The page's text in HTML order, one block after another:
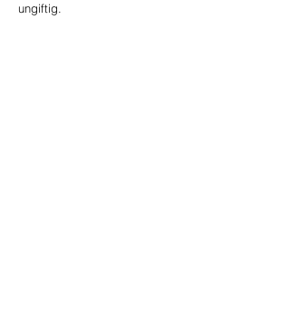
ungiftig.